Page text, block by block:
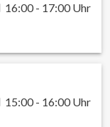
16:00 - 17:00 Uhr
15:00 - 16:00 Uhr